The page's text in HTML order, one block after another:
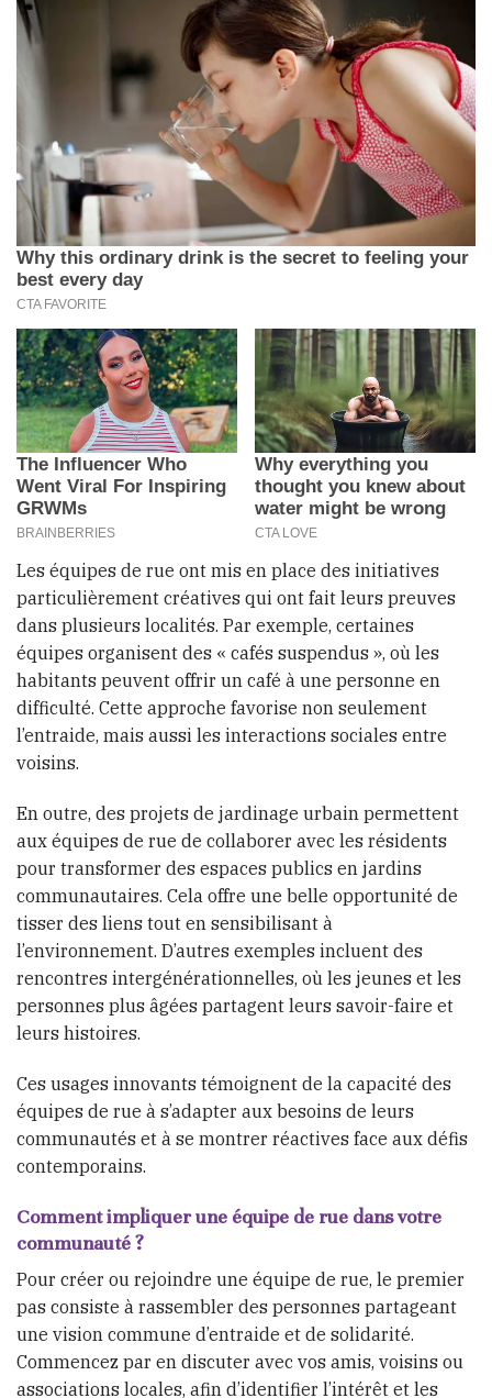
Les équipes de rue ont mis en place des initiatives
particulièrement créatives qui ont fait leurs preuves
dans plusieurs localités. Par exemple, certaines
équipes organisent des « cafés suspendus », où les
habitants peuvent offrir un café à une personne en
difficulté. Cette approche favorise non seulement
l’entraide, mais aussi les interactions sociales entre
voisins.
En outre, des projets de jardinage urbain permettent
aux équipes de rue de collaborer avec les résidents
pour transformer des espaces publics en jardins
communautaires. Cela offre une belle opportunité de
tisser des liens tout en sensibilisant à
l’environnement. D’autres exemples incluent des
rencontres intergénérationnelles, où les jeunes et les
personnes plus âgées partagent leurs savoir-faire et
leurs histoires.
Ces usages innovants témoignent de la capacité des
équipes de rue à s’adapter aux besoins de leurs
communautés et à se montrer réactives face aux défis
contemporains.
Comment impliquer une équipe de rue dans votre
communauté ?
Pour créer ou rejoindre une équipe de rue, le premier
pas consiste à rassembler des personnes partageant
une vision commune d’entraide et de solidarité.
Commencez par en discuter avec vos amis, voisins ou
associations locales, afin d’identifier l’intérêt et les